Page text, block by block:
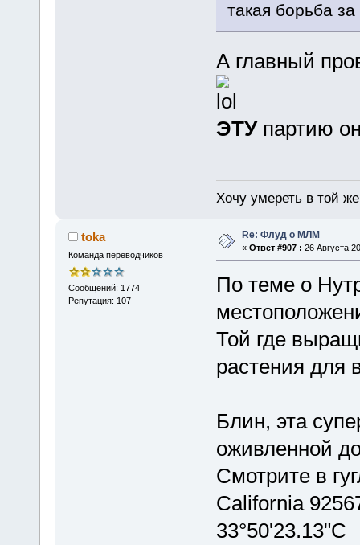
такая борьба
А главный
ЭТУ партию
Хочу умереть в той
toka
Команда переводчиков
Сообщений: 1774
Репутация: 107
Re: Флуд о МЛМ
« Ответ #907 : 26 Августа
По теме о
Той где
растения для
Блин, эта
оживленной
Смотрите в
California